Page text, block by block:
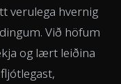
verulega hvernig
Við höfum
og lært leiðina